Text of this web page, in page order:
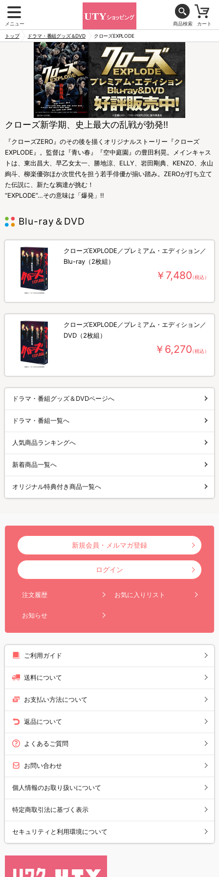
メニュー 商品検索 カート
トップ ドラマ・番組グッズ＆DVD クローズEXPLODE
クローズ新学期、史上最大の乱戦が勃発!!
『クローズZERO』のその後を描くオリジナルストーリー『クローズ
EXPLODE』。監督は『青い春』『空中庭園』の豊田利晃。メインキャス
トは、東出昌大、早乙女太一、勝地涼、ELLY、岩田剛典、KENZO、永山
絢斗、柳楽優弥ほか次世代を担う若手俳優が揃い踏み。ZEROが打ち立て
た伝説に、新たな鴉達が挑む！
“EXPLODE”…その意味は「爆発」!!
Blu-ray＆DVD
クローズEXPLODE／プレミアム・エディション／
Blu-ray（2枚組）
￥7,480（税込）
クローズEXPLODE／プレミアム・エディション／
DVD（2枚組）
￥6,270（税込）
ドラマ・番組グッズ＆DVDページへ
ドラマ・番組一覧へ
人気商品ランキングへ
新着商品一覧へ
オリジナル特典付き商品一覧へ
新規会員・メルマガ登録
ログイン
注文履歴 お気に入りリスト
お知らせ
ご利用ガイド
送料について
お支払い方法について
返品について
よくあるご質問
お問い合わせ
個人情報のお取り扱いについて
特定商取引法に基づく表示
セキュリティと利用環境について